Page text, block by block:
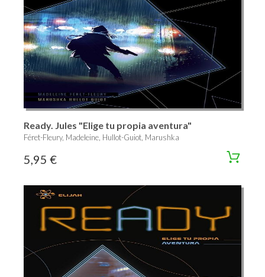
Ready. Jules "Elige tu propia aventura"
Féret-Fleury, Madeleine, Hullot-Guiot, Marushka
5,95 €